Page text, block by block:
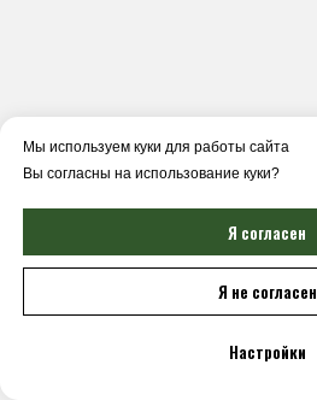
Мы используем куки для работы сайта
Вы согласны на использование куки?
Я согласен
Я не согласен
Настройки